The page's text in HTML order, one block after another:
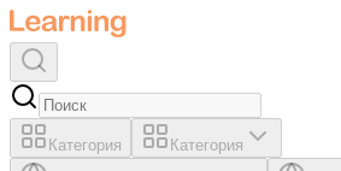
Категория Категория